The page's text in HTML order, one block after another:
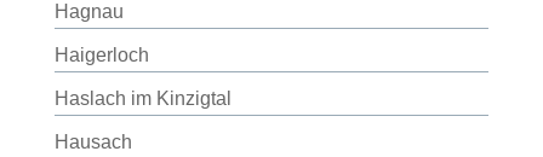
Hagnau
Haigerloch
Haslach im Kinzigtal
Hausach